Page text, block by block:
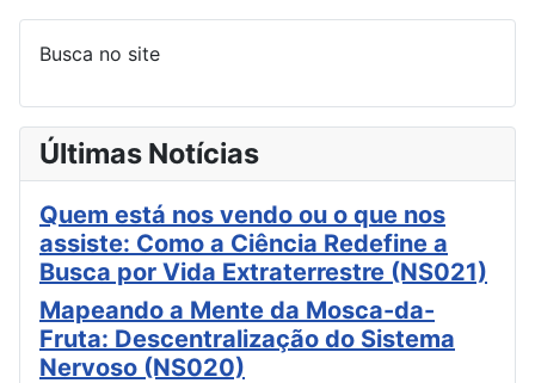
Busca no site
Últimas Notícias
Quem está nos vendo ou o que nos
assiste: Como a Ciência Redefine a
Busca por Vida Extraterrestre (NS021)
Mapeando a Mente da Mosca-da-
Fruta: Descentralização do Sistema
Nervoso (NS020)